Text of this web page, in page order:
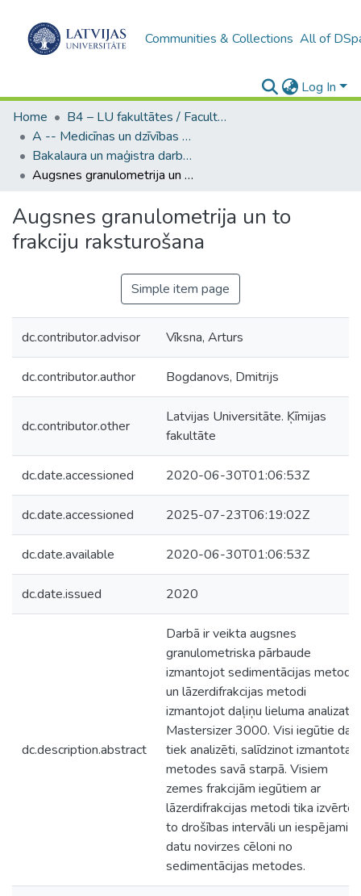
Communities & Collections All of
Log In
Home
B4 – LU fakultātes / Faculties of the UL
A -- Medicīnas un dzīvības zinātņu fakultāte / Faculty of Medicine and Life Sciences
Bakalaura un maģistra darbi (MDZF) / Bachelor's and Master's theses
Augsnes granulometrija un to frakciju raksturošana
Augsnes granulometrija un to
frakciju raksturošana
Simple item page
dc.contributor.advisor Vīksna, Arturs
dc.contributor.author Bogdanovs, Dmitrijs
dc.contributor.other
Latvijas Universitāte. Ķīmijas
fakultāte
dc.date.accessioned 2020-06-30T01:06:53Z
dc.date.accessioned 2025-07-23T06:19:02Z
dc.date.available 2020-06-30T01:06:53Z
dc.date.issued 2020
dc.description.abstract
Darbā ir veikta augsnes
granulometriska pārbaude
izmantojot sedimentācijas metodi
un lāzerdifrakcijas metodi
izmantojot daļiņu lieluma
Mastersizer 3000. Visi iegūtie dati
tiek analizēti, salīdzinot izmantotas
metodes savā starpā. Visiem
zemes frakcijām iegūtiem ar
lāzerdifrakcijas metodi tika izvērtēti
to drošības intervāli un iespējami
datu novirzes cēloni no
sedimentācijas metodes.